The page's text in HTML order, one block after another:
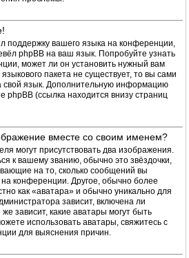
поддержку вашего языка на конференции,
phpBB на ваш язык. Попробуйте узнать
может ли он установить нужный вам
пакета не существует, то вы сами
свой язык. Дополнительную информацию
phpBB (ссылка находится внизу страниц
вместе со своим именем?
могут присутствовать два изображения.
к вашему званию, обычно это звёздочки,
на то, сколько сообщений вы
конференции. Другое, обычно более
как «аватара» и обычно уникально для
зависит, включена ли
зависит, какие аватары могут быть
использовать аватары, свяжитесь с
для выяснения причин.